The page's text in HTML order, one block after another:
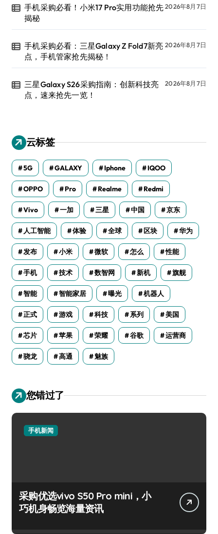
手机采购必看！小米17 Pro实用功能抢先
揭秘
2026年8月7日
手机采购必看：三星Galaxy Z Fold7新亮
点，手机管家抢先揭秘！
2026年8月7日
三星Galaxy S26采购指南：创新科技亮
点，速来抢先一览！
2026年8月7日
云标签
5G GALAXY Iphone IQOO
OPPO Pro Realme Redmi
Vivo 一加 三星 中国 京东
人工智能 体验 全球 区块 华为
发布 小米 微软 怎么 性能
手机 技术 数智网 新机 旗舰
智能 智能家居 曝光 机器人
正式 游戏 科技 系列 美国
芯片 苹果 荣耀 谷歌 运营商
骁龙 高通 魅族
您错过了
手机新闻
采购优选vivo S50 Pro mini，小
巧机身畅览海量资讯